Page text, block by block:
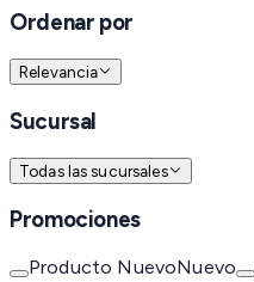
Ordenar por
Relevancia
Sucursal
Todas las sucursales
Promociones
Producto NuevoNuevo